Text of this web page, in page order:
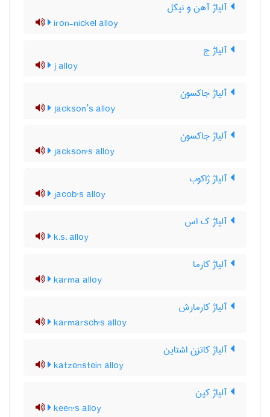
آلیاژ آهن و نیکل
iron-nickel alloy
آلیاژ ج
j alloy
آلیاژ جاکسون
jackson’s alloy
آلیاژ جاکسون
jackson's alloy
آلیاژ ژاکوب
jacob's alloy
آلیاژ ک اس
k.s. alloy
آلیاژ کارما
karma alloy
آلیاژ کارمارش
karmarsch's alloy
آلیاژ کاتزن اشتاین
katzenstein alloy
آلیاژ کین
keen's alloy